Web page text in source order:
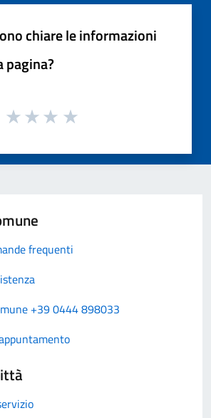
chiare le informazioni
pagina?
frequenti
+39 0444 898033